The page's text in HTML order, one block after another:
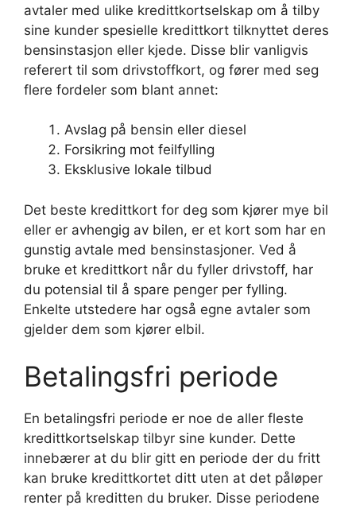
avtaler med ulike kredittkortselskap om å tilby
sine kunder spesielle kredittkort tilknyttet deres
bensinstasjon eller kjede. Disse blir vanligvis
referert til som drivstoffkort, og fører med seg
flere fordeler som blant annet:
Avslag på bensin eller diesel
Forsikring mot feilfylling
Eksklusive lokale tilbud
Det beste kredittkort for deg som kjører mye bil
eller er avhengig av bilen, er et kort som har en
gunstig avtale med bensinstasjoner. Ved å
bruke et kredittkort når du fyller drivstoff, har
du potensial til å spare penger per fylling.
Enkelte utstedere har også egne avtaler som
gjelder dem som kjører elbil.
Betalingsfri periode
En betalingsfri periode er noe de aller fleste
kredittkortselskap tilbyr sine kunder. Dette
innebærer at du blir gitt en periode der du fritt
kan bruke kredittkortet ditt uten at det påløper
renter på kreditten du bruker. Disse periodene